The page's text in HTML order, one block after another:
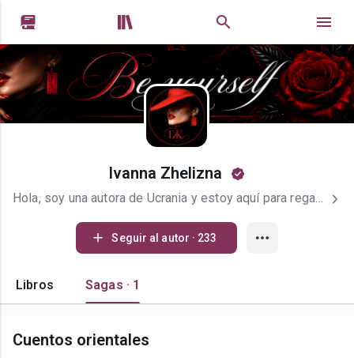
 
Ivanna Zhelizna
Hola, soy una autora de Ucrania y estoy aquí para regalarles libros increíblemente emotivos. Estaré muy agradecida por su suscripción y por el apoyo a mi trabajo❤️
Seguir al autor · 233
Libros Sagas · 1
Cuentos orientales